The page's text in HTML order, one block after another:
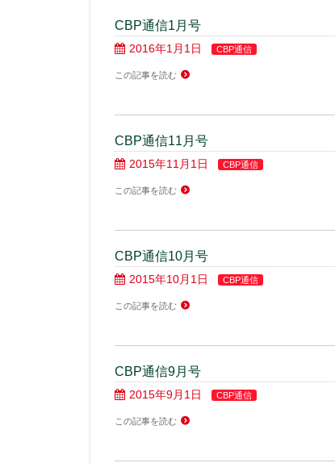
CBP通信1月号
2016年1月1日 CBP通信
この記事を読む
CBP通信11月号
2015年11月1日 CBP通信
この記事を読む
CBP通信10月号
2015年10月1日 CBP通信
この記事を読む
CBP通信9月号
2015年9月1日 CBP通信
この記事を読む